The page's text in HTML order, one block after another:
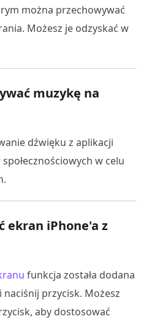
można przechowywać
Możesz je odzyskać w
muzykę na
dźwięku z aplikacji
w celu
ekran iPhone'a z
funkcja została dodana
przycisk. Możesz
aby dostosować